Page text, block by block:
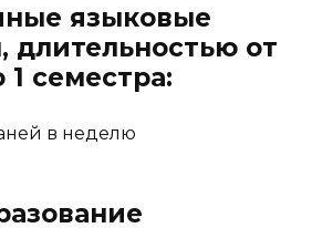
языковые
длительностью от
1 семестра:
в неделю